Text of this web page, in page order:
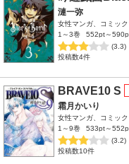
漣一弥
女性マンガ、コミッ
1～3巻
552pt～
(3.3)
投稿数4件
BRAVE10 S
霜月かいり
女性マンガ、コミッ
1～9巻
533pt～
(3.2)
投稿数10件